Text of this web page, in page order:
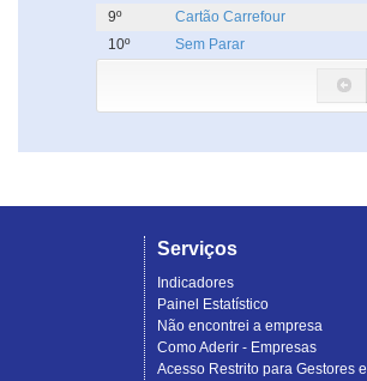
9º
Cartão Carrefour
10º
Sem Parar
Serviços
Indicadores
Painel Estatístico
Não encontrei a empresa
Como Aderir - Empresas
Acesso Restrito para Gestores e